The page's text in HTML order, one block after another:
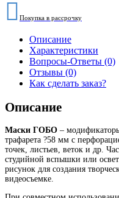
Покупка в рассрочку
Описание
Характеристики
Вопросы-Ответы (0)
Отзывы (0)
Как сделать заказ?
Описание
Маски ГОБО –
трафарета ?58 мм с
точек, листьев, веток и др.
студийной вспышки или
рисунок для создания
видеосъемке.